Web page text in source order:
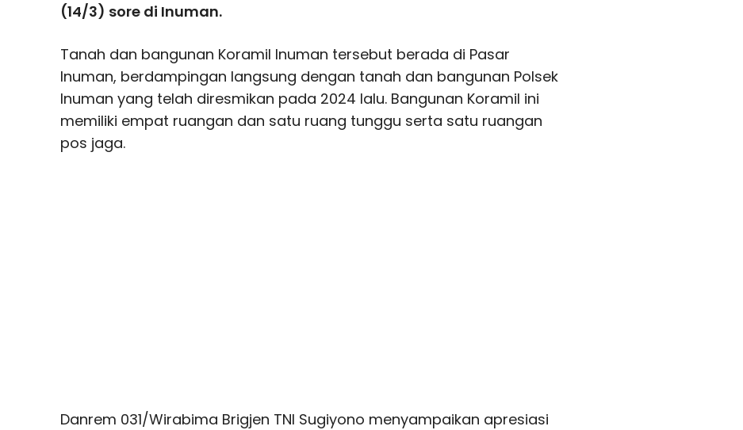
(14/3) sore di Inuman.
Tanah dan bangunan Koramil Inuman tersebut berada di Pasar
Inuman, berdampingan langsung dengan tanah dan bangunan Polsek
Inuman yang telah diresmikan pada 2024 lalu. Bangunan Koramil ini
memiliki empat ruangan dan satu ruang tunggu serta satu ruangan
pos jaga.
Danrem 031/Wirabima Brigjen TNI Sugiyono menyampaikan apresiasi